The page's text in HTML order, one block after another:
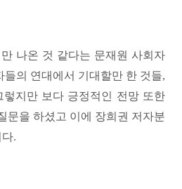
나온 것 같다는 문재원 사회자
들의 연대에서 기대할만 한 것들,
렇지만 보다 긍정적인 전망 또한
문을 하셨고 이에 장희권 저자분
다.